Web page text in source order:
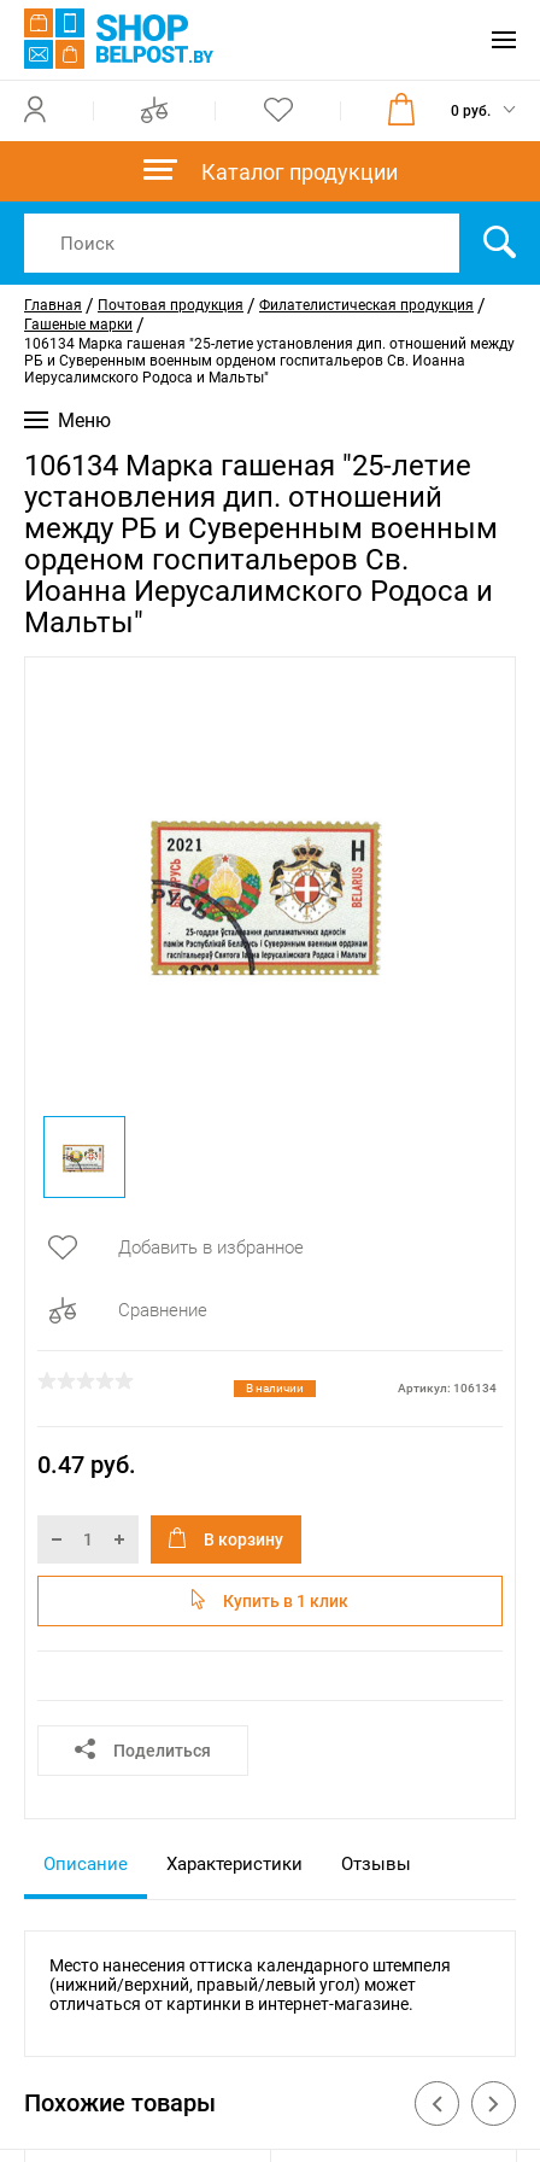
0 руб.
Каталог продукции
Главная / Почтовая продукция / Филателистическая продукция /
Гашеные марки /
106134 Марка гашеная "25-летие установления дип. отношений между
РБ и Суверенным военным орденом госпитальеров Св. Иоанна
Иерусалимского Родоса и Мальты"
Меню
106134 Марка гашеная "25-летие
установления дип. отношений
между РБ и Суверенным военным
орденом госпитальеров Св.
Иоанна Иерусалимского Родоса и
Мальты"
Добавить в избранное
Сравнение
В наличии Артикул: 106134
0.47 руб.
В корзину
Купить в 1 клик
Поделиться
Описание Характеристики Отзывы
Место нанесения оттиска календарного штемпеля
(нижний/верхний, правый/левый угол) может
отличаться от картинки в интернет-магазине.
Похожие товары